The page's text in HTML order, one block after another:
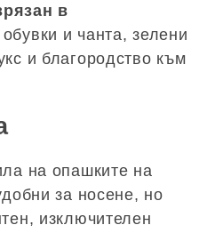
в
и чанта, зелени
и благородство към
на опашките на
за носене, но
изключителен